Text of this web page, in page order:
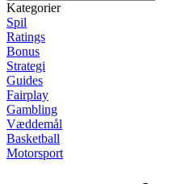
Kategorier
Spil
Ratings
Bonus
Strategi
Guides
Fairplay
Gambling
Væddemål
Basketball
Motorsport